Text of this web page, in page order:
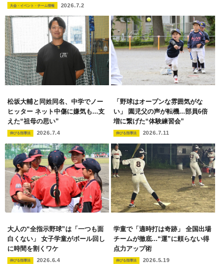
大会・イベント・チーム情報 2026.7.2
松坂大輔と同姓同名、中学でノー
ヒッター ネット中傷に嫌気も...支
えた“祖母の思い”
伸びる指導法 2026.7.4
「野球はオープンな雰囲気がな
い」 園児父の声が転機...部員6倍
増に繋げた“体験練習会”
伸びる指導法 2026.7.11
大人の“全指示野球”は「一つも面
白くない」 女子学童がボール回し
に時間を割くワケ
伸びる指導法 2026.6.4
学童で「適時打は奇跡」 全国出場
チームが徹底...“運”に頼らない得
点力アップ術
伸びる指導法 2026.5.19